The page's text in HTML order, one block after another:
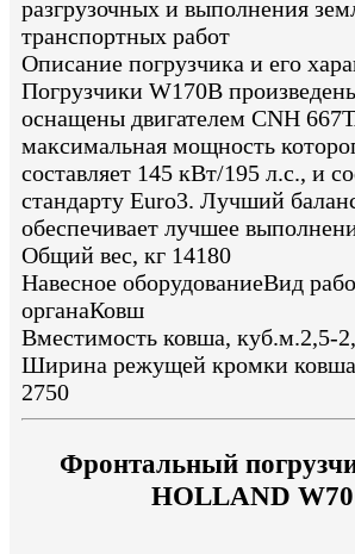
разгрузочных и выполнения
транспортных работ
Описание погрузчика и его
Погрузчики W170B
оснащены двигателем CNH
максимальная мощность
составляет 145 кВт/195 л.с., и
стандарту Euro3. Лучший
обеспечивает лучшее
Общий вес, кг 14180
Навесное оборудованиеВид
органаКовш
Вместимость ковша, куб.м.2,5-
Ширина режущей кромки
2750
Фронтальный
HOLLAND W70